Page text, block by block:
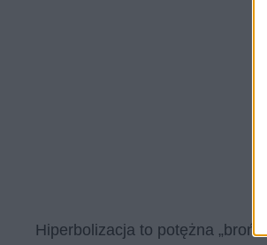
Hiperbolizacja to potężna